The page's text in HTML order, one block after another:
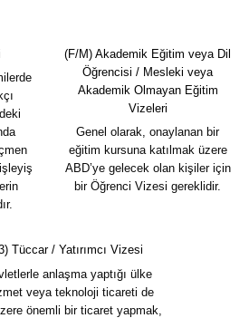
(F/M) Akademik Eğitim veya Dil
Öğrencisi / Mesleki veya
Akademik Olmayan Eğitim
Vizeleri
Genel olarak, onaylanan bir
eğitim kursuna katılmak üzere
ABD’ye gelecek olan kişiler için
bir Öğrenci Vizesi gereklidir.
Tüccar / Yatırımcı Vizesi
anlaşma yaptığı ülke
veya teknoloji ticareti de
önemli bir ticaret yapmak,